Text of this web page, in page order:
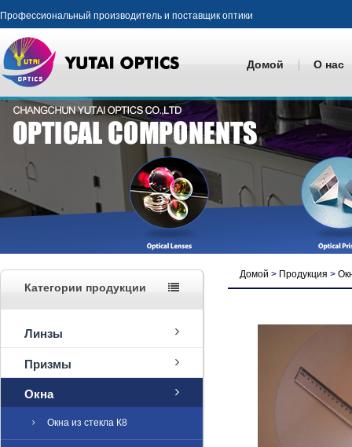
Профессиональный производитель и поставщик оптики
Домой О нас
Категории продукции
Линзы
Призмы
Окна
Окна из стекла К8
Домой > Продукция >